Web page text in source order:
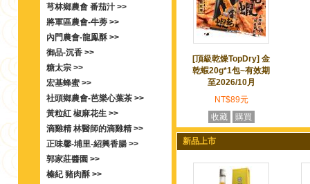
芎林鄉農會 番茄汁 >>
將軍區農會-牛蒡 >>
內門農會-龍鳯酥 >>
御品-沉香 >>
糖太宗 >>
宏基蜂蜜 >>
社頭鄉農會-芭樂心葉茶 >>
黃粒紅 椒麻花生 >>
滴雞精 林醫師的滴雞精 >>
正味馨-埔里-紹興香腸 >>
郭家莊醬園 >>
榛紀 豬肉酥 >>
[頂級乾燥TopDry] 金
乾蝦20g*1包~有效期
至2026/10月
NT$89元
收藏
購買
新品上市